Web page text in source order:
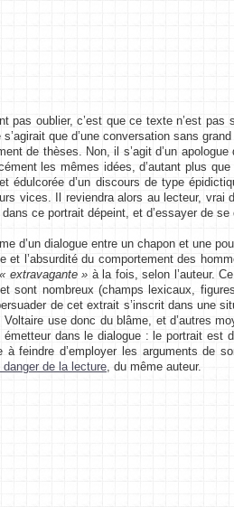
oublier, c’est que ce texte n’est pas
que d’une conversation sans
de thèses. Non, il s’agit d’un
les mêmes idées, d’autant plus
édulcorée d’un discours de type
vices. Il reviendra alors au lecteur, vrai
ce portrait dépeint, et d’essayer de se
dialogue entre un chapon et une
et l’absurdité du comportement des
« extravagante » à la fois, selon l’auteur.
sont nombreux (champs lexicaux,
de cet extrait s’inscrit dans une
use donc du blâme, et d’autres
dans le dialogue : le portrait est
feindre d’employer les arguments de
danger de la lecture , du même auteur.